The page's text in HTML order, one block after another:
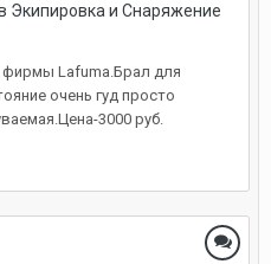
Экипировка и Снаряжение
фирмы Lafuma.Брал для
очень гуд просто
3000 руб.